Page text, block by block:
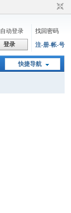
自动登录
找回密码
登录 注-册-帐-号
快捷导航